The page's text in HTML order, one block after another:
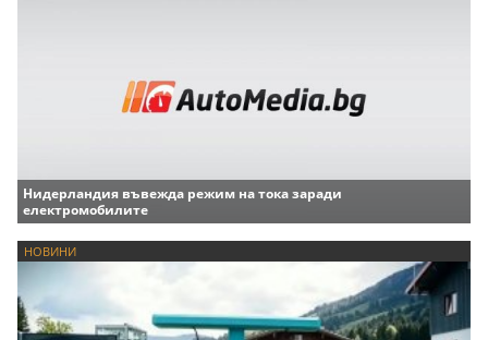
Нидерландия въвежда режим на тока заради
електромобилите
НОВИНИ